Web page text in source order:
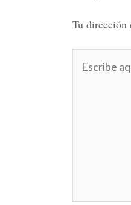
Tu dirección
aquí...